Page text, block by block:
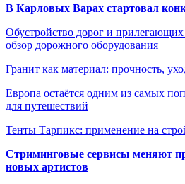
В Карловых Варах стартовал
Обустройство дорог и
обзор дорожного оборудования
Гранит как материал: прочность,
Европа остаётся одним из самых
для путешествий
Тенты Тарпикс: применение на
Стриминговые сервисы меняют
новых артистов